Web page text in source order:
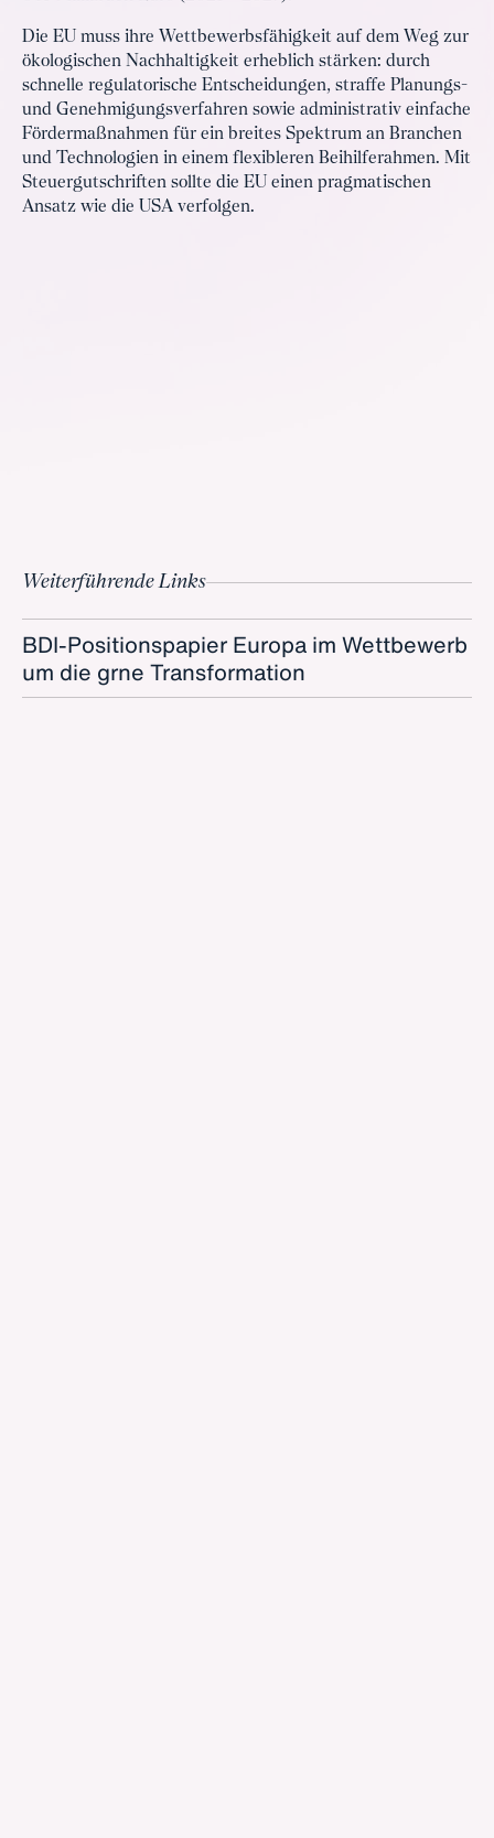
Die EU muss ihre Wettbewerbsfähigkeit auf dem Weg zur
ökologischen Nachhaltigkeit erheblich stärken: durch
schnelle regulatorische Entscheidungen, straffe Planungs-
und Genehmigungsverfahren sowie administrativ einfache
Fördermaßnahmen für ein breites Spektrum an Branchen
und Technologien in einem flexibleren Beihilferahmen. Mit
Steuergutschriften sollte die EU einen pragmatischen
Ansatz wie die USA verfolgen.
Weiterführende Links
BDI-Positionspapier Europa im Wettbewerb
um die grne Transformation